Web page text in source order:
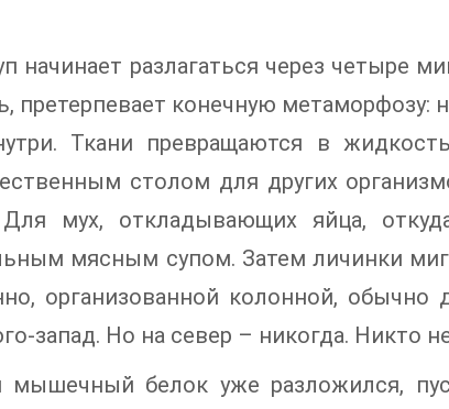
начинает разлагаться через четыре
конечную метаморфозу:
Ткани превращаются в
столом для других
мух, откладывающих яйца,
мясным супом. Затем личинки
организованной колонной,
запад. Но на север – никогда. Никто
мышечный белок уже разложился,